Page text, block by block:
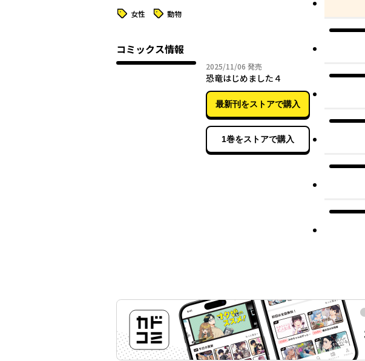
タグ 女性 タグ 動物
コミックス情報
2025/11/06 2025年11月06日
発売
恐竜はじめました４
最新刊をストアで購入
1巻をストアで購入